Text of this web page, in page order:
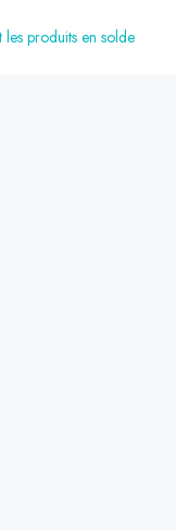
produits en solde